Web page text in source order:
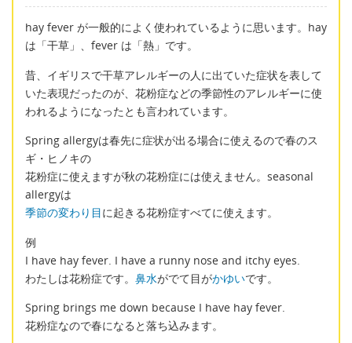
hay fever が一般的によく使われているように思います。hay
は「干草」、fever は「熱」です。
昔、イギリスで干草アレルギーの人に出ていた症状を表して
いた表現だったのが、花粉症などの季節性のアレルギーに使
われるようになったとも言われています。
Spring allergyは春先に症状が出る場合に使えるので春のス
ギ・ヒノキの
花粉症に使えますが秋の花粉症には使えません。seasonal
allergyは
季節の変わり目に起きる花粉症すべてに使えます。
例
I have hay fever. I have a runny nose and itchy eyes.
わたしは花粉症です。 鼻水がでて目がかゆいです。
Spring brings me down because I have hay fever.
花粉症なので春になると落ち込みます。